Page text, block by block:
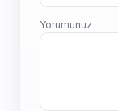
Yorumunuz